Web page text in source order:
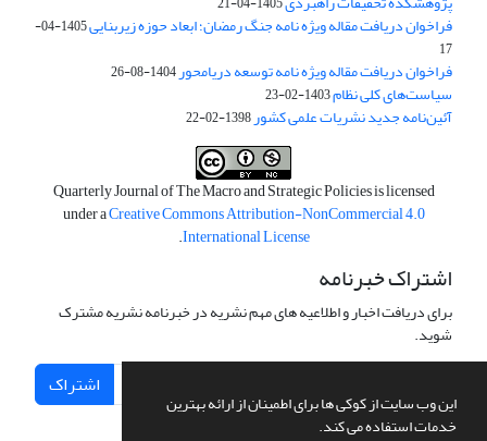
این وب سایت از کوکی ها برای اطمینان از ارائه بهترین
خدمات استفاده می کند.
فراخوان دریافت مقاله ویژه نامه جنگ رمضان؛ ابعاد حوزه زیربنایی
1405-04-
17
فراخوان دریافت مقاله ویژه نامه توسعه دریامحور1404-08-26
سیاست‌های کلی نظام1403-02-23
آئین‌نامه جدید نشریات علمی کشور1398-02-22
Quarterly Journal of The Macro and Strategic Policies is licensed
under aCreative Commons Attribution-NonCommercial 4.0
International License
.
اشتراک خبرنامه
برای دریافت اخبار و اطلاعیه های مهم نشریه در خبرنامه نشریه مشترک
شوید.
اشتراک